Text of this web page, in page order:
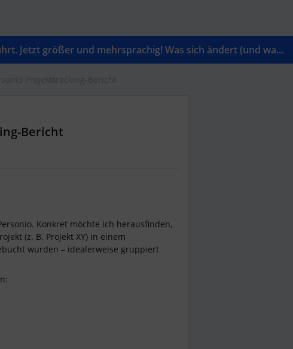
Jetzt größer und mehrsprachig! Was sich ändert (und wa...
Bericht
Konkret möchte ich herausfinden,
(z. B. Projekt XY) in einem
wurden – idealerweise gruppiert